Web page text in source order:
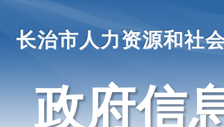
长治市人力资源和社
政府信